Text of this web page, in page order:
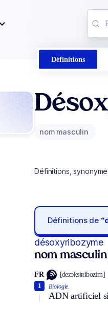
Définitions
nom masculin
Définitions,
Définitions de
désoxyribozyme
nom masculin
FR [dezɔksiʀibozim]
Biologie.
ADN artificiel
1